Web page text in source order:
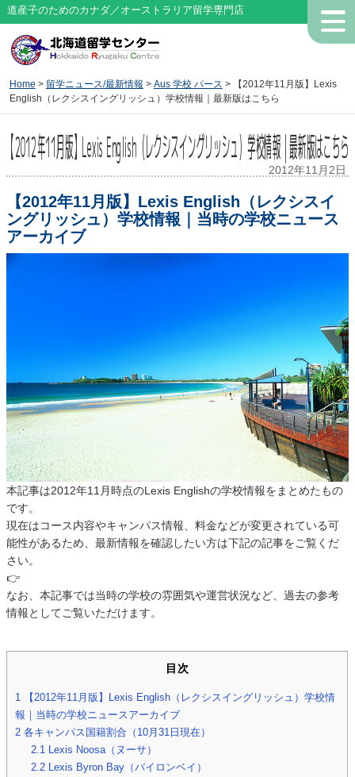
道産子のためのカナダ／オーストラリア留学専門店
Home > 留学ニュース/最新情報 > Aus 学校 パース > 【2012年11月版】Lexis
English（レクシスイングリッシュ）学校情報｜最新版はこちら
【2012年11月版】Lexis English（レクシスイングリッシュ）学校情報｜最新版はこちら
2012年11月2日
【2012年11月版】Lexis English（レクシスイ
ングリッシュ）学校情報｜当時の学校ニュース
アーカイブ
本記事は2012年11月時点のLexis Englishの学校情報をまとめたもの
です。
現在はコース内容やキャンパス情報、料金などが変更されている可
能性があるため、最新情報を確認したい方は下記の記事をご覧くだ
さい。
👉
なお、本記事では当時の学校の雰囲気や運営状況など、過去の参考
情報としてご覧いただけます。
目次
1
【2012年11月版】Lexis English（レクシスイングリッシュ）学校情
報｜当時の学校ニュースアーカイブ
2 各キャンパス国籍割合（10月31日現在）
2.1 Lexis Noosa（ヌーサ）
2.2 Lexis Byron Bay（バイロンベイ）